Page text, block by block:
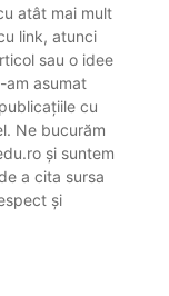
atât mai mult
link, atunci
sau o idee
am asumat
cu
Ne bucurăm
și suntem
a cita sursa
și